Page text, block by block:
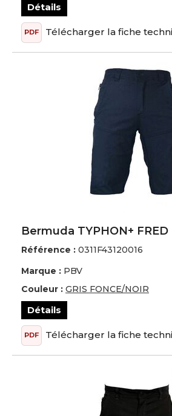
Détails
PDF Télécharger la fiche
Bermuda TYPHON+ FRED
Référence : 0311F43120016
Marque : PBV
Couleur : GRIS FONCE/NOIR
Détails
PDF Télécharger la fiche